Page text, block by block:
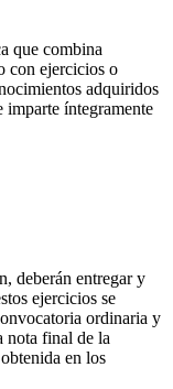
que combina
con ejercicios o
adquiridos
imparte íntegramente
deberán entregar y
ejercicios se
ordinaria y
nota final de la
en los